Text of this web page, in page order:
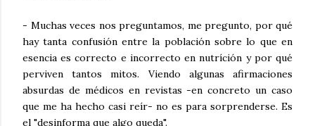
- Muchas veces nos preguntamos, me pregunto, por qué
hay tanta confusión entre la población sobre lo que en
esencia es correcto e incorrecto en nutríción y por qué
perviven tantos mitos. Viendo algunas afirmaciones
absurdas de médicos en revistas -en concreto un caso
que me ha hecho casi reír- no es para sorprenderse. Es
el "desinforma que algo queda".